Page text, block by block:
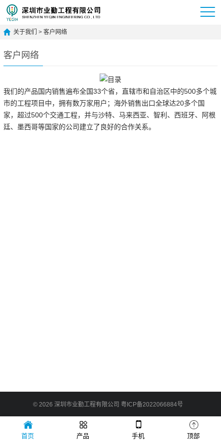
关于我们 > 客户网络
客户网络
我们的产品国内销售遍布全国33个省，直辖市和自治区中的500多个城
市的工程项目中，拥有数万家用户；海外销售出口全球达20多个国
家，超过500个交通工程，并与沙特、马来西亚、智利、西班牙、阿根
廷、墨西哥等国家的公司建立了良好的合作关系。
© 2026深圳市业勤工程有限公司 粤ICP备2022066884号
首页 产品 手机 顶部